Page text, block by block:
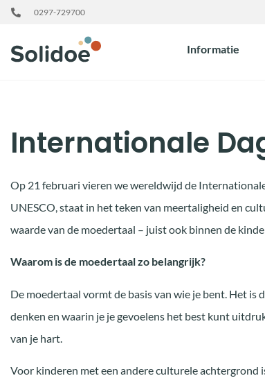
0297-729700
Informatie
Internationale
Op 21 februari vieren we wereldwijd de
UNESCO, staat in het teken van meertaligheid en
waarde van de moedertaal – juist ook binnen de
Waarom is de moedertaal zo belangrijk?
De moedertaal vormt de basis van wie je bent. Het
denken en waarin je je gevoelens het best kunt
van je hart.
Voor kinderen met een andere culturele achtergrond